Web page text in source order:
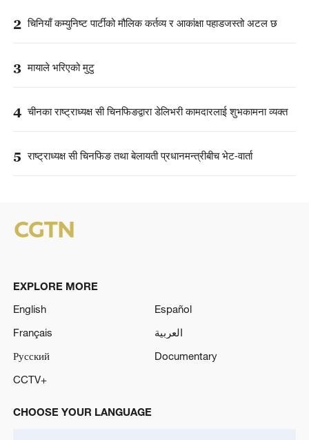
2 चिनियाँ कम्युनिष्ट पार्टीको मौलिक कर्तव्य र आकांक्षा पहाडजस्तो अटल छ
3 मायाले भरिएको मुटु
4 चीनका राष्ट्राध्यक्ष सी चिनफिङद्वारा डेलिभरी कामदारलाई शुभकामना व्यक्त
5 राष्ट्राध्यक्ष सी चिनफिङ तथा बेलायती प्रधानमन्त्रीबीच भेट-वार्ता
EXPLORE MORE
English
Español
Français
العربية
Русский
Documentary
CCTV+
CHOOSE YOUR LANGUAGE